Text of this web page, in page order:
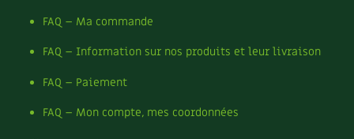
Poireau
Pollinisation
Pollution
Pomme
Potager
FAQ – Ma commande
FAQ – Information sur nos produits et leur livraison
FAQ – Paiement
FAQ – Mon compte, mes coordonnées